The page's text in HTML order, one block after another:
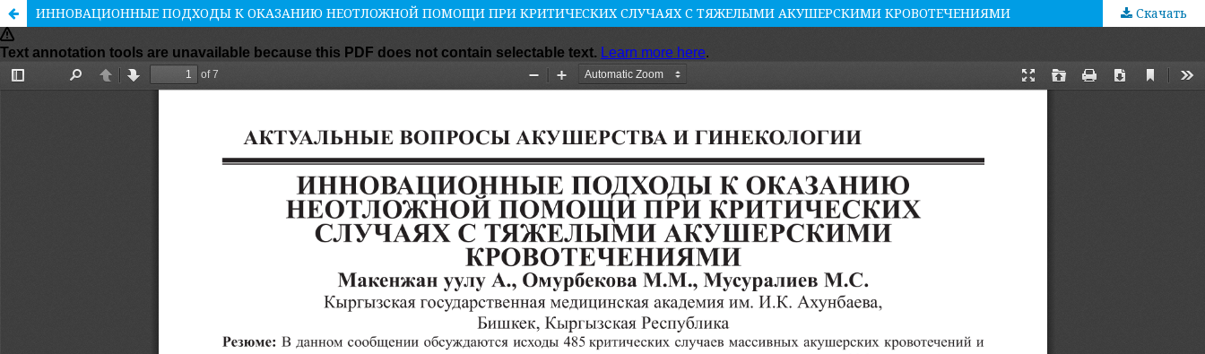
ИННОВАЦИОННЫЕ ПОДХОДЫ К ОКАЗАНИЮ НЕОТЛОЖНОЙ ПОМОЩИ ПРИ КРИТИЧЕСКИХ СЛУЧАЯХ С ТЯЖЕЛЫМИ АКУШЕРСКИМИ КРОВОТЕЧЕНИЯМИ Скачать